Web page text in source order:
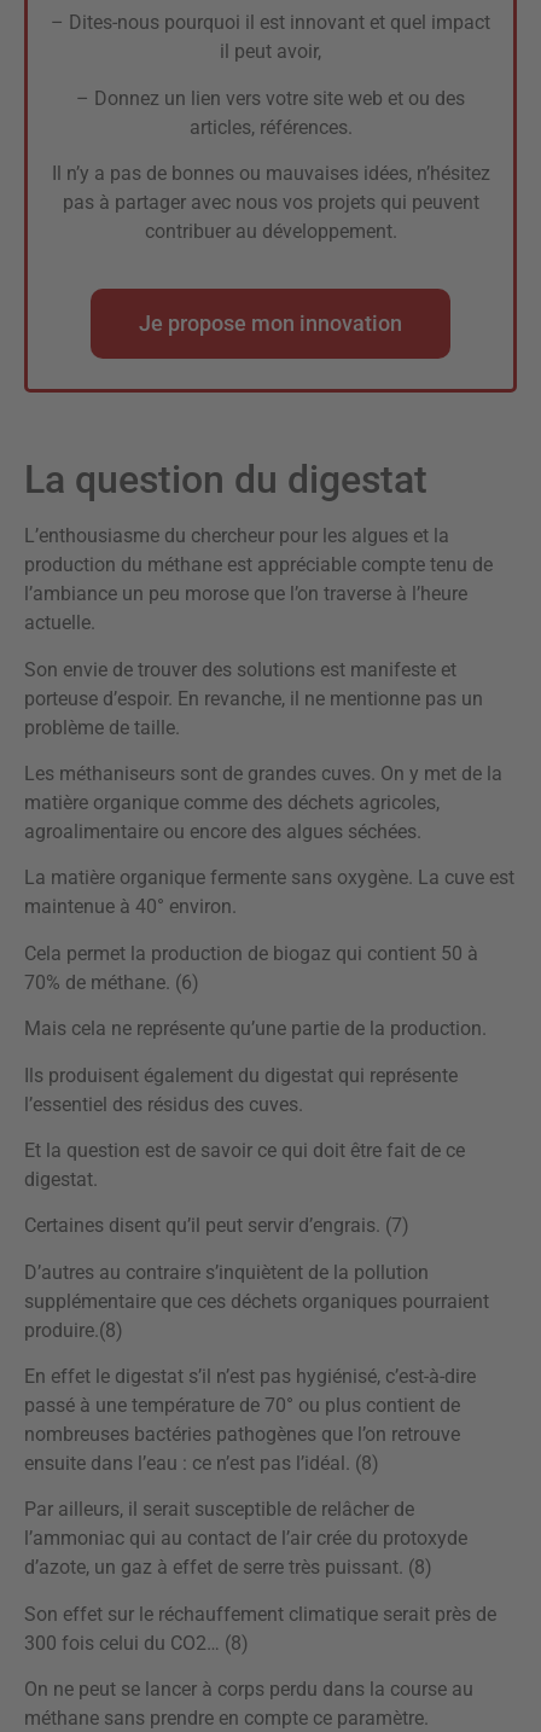
– Dites-nous pourquoi il est innovant et quel impact
il peut avoir,
– Donnez un lien vers votre site web et ou des
articles, références.
Il n’y a pas de bonnes ou mauvaises idées, n’hésitez
pas à partager avec nous vos projets qui peuvent
contribuer au développement.
Je propose mon innovation
La question du digestat
L’enthousiasme du chercheur pour les algues et la
production du méthane est appréciable compte tenu de
l’ambiance un peu morose que l’on traverse à l’heure
actuelle.
Son envie de trouver des solutions est manifeste et
porteuse d’espoir. En revanche, il ne mentionne pas un
problème de taille.
Les méthaniseurs sont de grandes cuves. On y met de la
matière organique comme des déchets agricoles,
agroalimentaire ou encore des algues séchées.
La matière organique fermente sans oxygène. La cuve est
maintenue à 40° environ.
Cela permet la production de biogaz qui contient 50 à
70% de méthane. (6)
Mais cela ne représente qu’une partie de la production.
Ils produisent également du digestat qui représente
l’essentiel des résidus des cuves.
Et la question est de savoir ce qui doit être fait de ce
digestat.
Certaines disent qu’il peut servir d’engrais. (7)
D’autres au contraire s’inquiètent de la pollution
supplémentaire que ces déchets organiques pourraient
produire.(8)
En effet le digestat s’il n’est pas hygiénisé, c’est-à-dire
passé à une température de 70° ou plus contient de
nombreuses bactéries pathogènes que l’on retrouve
ensuite dans l’eau : ce n’est pas l’idéal. (8)
Par ailleurs, il serait susceptible de relâcher de
l’ammoniac qui au contact de l’air crée du protoxyde
d’azote, un gaz à effet de serre très puissant. (8)
Son effet sur le réchauffement climatique serait près de
300 fois celui du CO2… (8)
On ne peut se lancer à corps perdu dans la course au
méthane sans prendre en compte ce paramètre.